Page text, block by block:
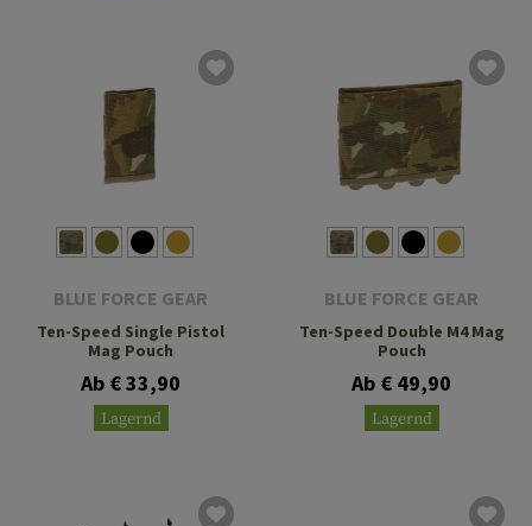
BLUE FORCE GEAR
Ten-Speed Single Pistol
Mag Pouch
Ab € 33,90
Lagernd
BLUE FORCE GEAR
Ten-Speed Double M4 Mag
Pouch
Ab € 49,90
Lagernd